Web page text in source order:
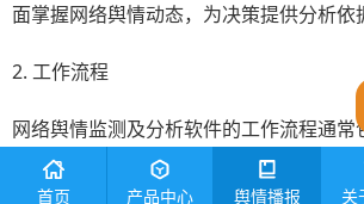
面掌握网络舆情动态，为决策提供分析依
2. 工作流程
网络舆情监测及分析软件的工作流程通常
骤：
首页 产品中心 舆情播报 关